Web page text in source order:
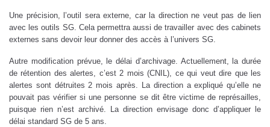
Une précision, l’outil sera externe, car la direction ne veut pas de lien
avec les outils SG. Cela permettra aussi de travailler avec des cabinets
externes sans devoir leur donner des accès à l’univers SG.
Autre modification prévue, le délai d’archivage. Actuellement, la durée
de rétention des alertes, c’est 2 mois (CNIL), ce qui veut dire que les
alertes sont détruites 2 mois après. La direction a expliqué qu’elle ne
pouvait pas vérifier si une personne se dit être victime de représailles,
puisque rien n’est archivé. La direction envisage donc d’appliquer le
délai standard SG de 5 ans.